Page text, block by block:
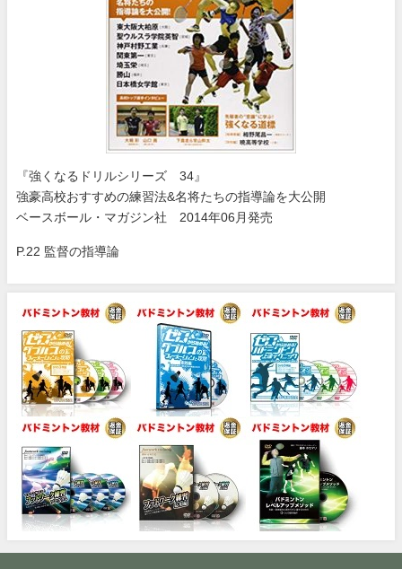
『強くなるドリルシリーズ 34』
強豪高校おすすめの練習法&名将たちの指導論を大公開
ベースボール・マガジン社 2014年06月発売
P.22 監督の指導論